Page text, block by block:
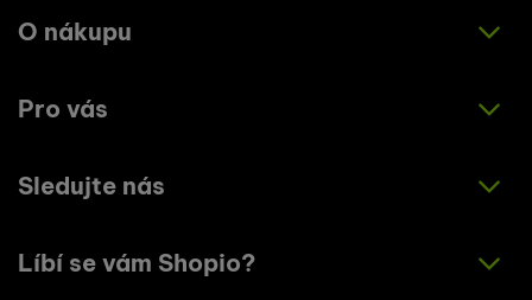
O nákupu
Jak nakupovat
Zásady ochrany osobních údajů
Pro vás
O nás
Sledujte nás
Instagram
Líbí se vám Shopio?